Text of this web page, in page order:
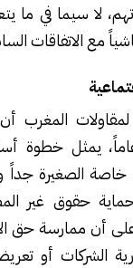
لا سيما في ما
مع الاتفاقات
لمقاولات المغرب
منذ 62 عاماً، يمثل
خاصة الصغيرة
حقوق غير
على أن ممارسة حق
الشركات أو